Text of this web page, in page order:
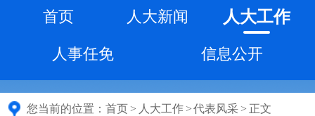
首页 人大新闻 人大工作
人事任免 信息公开
您当前的位置： 首页 > 人大工作 > 代表风采 > 正文